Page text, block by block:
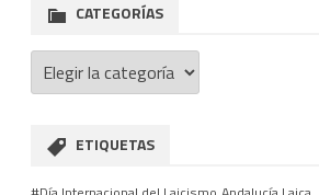
CATEGORÍAS
Categorías
ETIQUETAS